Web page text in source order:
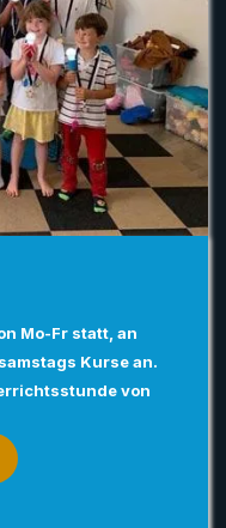
Mo-Fr statt, an
Kurse an.
von